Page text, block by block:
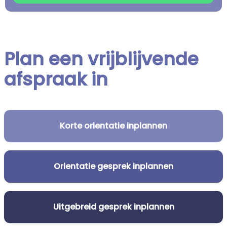
Plan een vrijblijvende
afspraak in
Korte orientatie inplannen
Orientatie gesprek inplannen
Uitgebreid gesprek inplannen